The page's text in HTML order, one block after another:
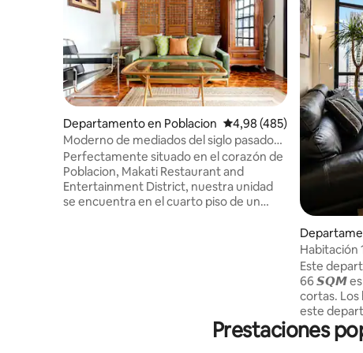
Departamento en Poblacion Calificación promedio:
4,98 (485)
Moderno de mediados del siglo pasado
Zentopia SMEG
Perfectamente situado en el corazón de
Poblacion, Makati Restaurant and
Entertainment District, nuestra unidad
se encuentra en el cuarto piso de un
hasta bares cercanos, restaurantes
informales y restaurantes elegantes.
Habitación
Tower,
Este
66 𝙎𝙌𝙈 es
cortas. Los huéspedes que se alojan en
este
Vista de la
★ Interiores diseñados por profesionales
Prestaciones